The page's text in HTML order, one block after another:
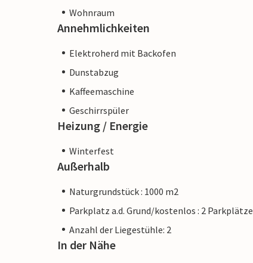
Wohnraum
Annehmlichkeiten
Elektroherd mit Backofen
Dunstabzug
Kaffeemaschine
Geschirrspüler
Heizung / Energie
Winterfest
Außerhalb
Naturgrundstück : 1000 m2
Parkplatz a.d. Grund/kostenlos : 2 Parkplätze
Anzahl der Liegestühle: 2
In der Nähe